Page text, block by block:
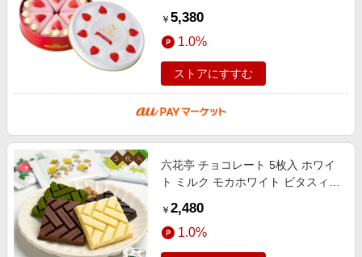
返し
￥ 5,380
1.0%
ストアにすすむ
六花亭 チョコレート 5枚入 ホワイ
ト ミルク モカホワイト ビタスィー
チョコレート ホワイトチョコレー
￥ 2,480
1.0%